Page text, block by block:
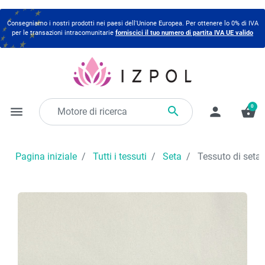
Consegniamo i nostri prodotti nei paesi dell'Unione Europea. Per ottenere lo 0% di IVA
per le transazioni intracomunitarie forniscici il tuo numero di partita IVA UE valido
menu  person shopping_basket
0
Pagina iniziale Tutti i tessuti Seta Tessuto di seta